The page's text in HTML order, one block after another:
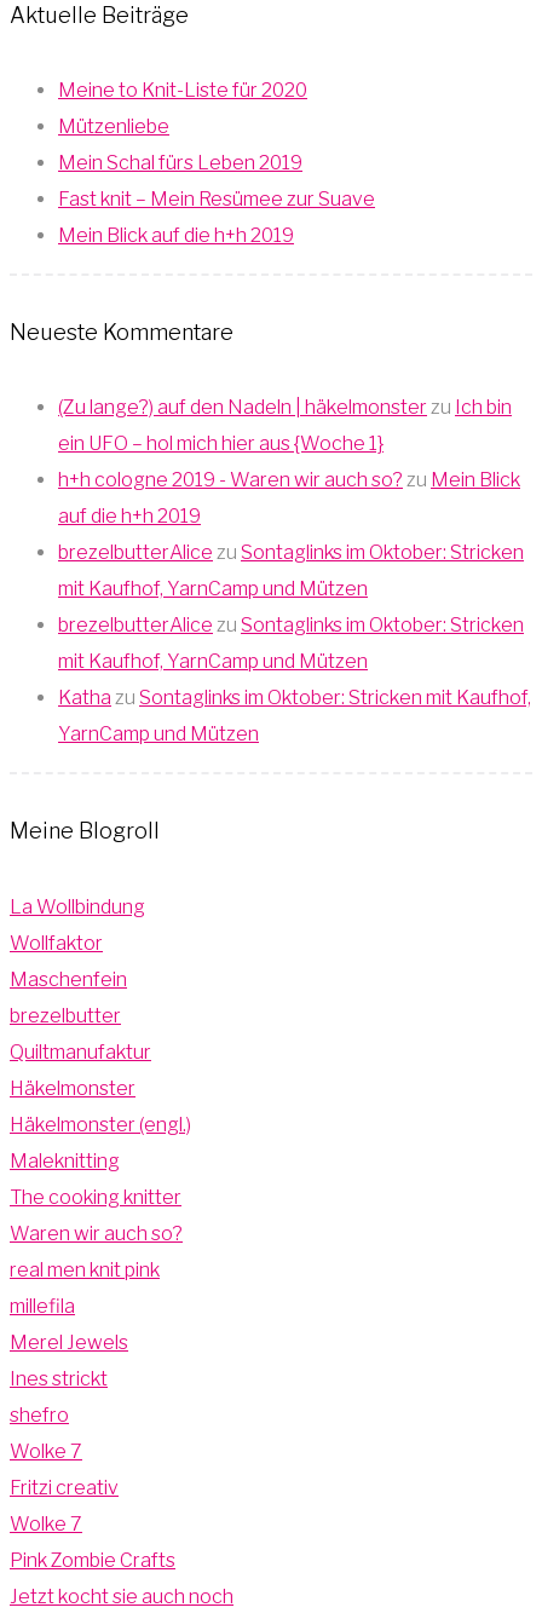
Aktuelle Beiträge
Meine to Knit-Liste für 2020
Mützenliebe
Mein Schal fürs Leben 2019
Fast knit – Mein Resümee zur Suave
Mein Blick auf die h+h 2019
Neueste Kommentare
(Zu lange?) auf den Nadeln | häkelmonster zu Ich bin
ein UFO – hol mich hier aus {Woche 1}
h+h cologne 2019 - Waren wir auch so? zu Mein Blick
auf die h+h 2019
brezelbutterAlice zu Sontaglinks im Oktober: Stricken
mit Kaufhof, YarnCamp und Mützen
brezelbutterAlice zu Sontaglinks im Oktober: Stricken
mit Kaufhof, YarnCamp und Mützen
Katha zu Sontaglinks im Oktober: Stricken mit Kaufhof,
YarnCamp und Mützen
Meine Blogroll
La Wollbindung
Wollfaktor
Maschenfein
brezelbutter
Quiltmanufaktur
Häkelmonster
Häkelmonster (engl.)
Maleknitting
The cooking knitter
Waren wir auch so?
real men knit pink
millefila
Merel Jewels
Ines strickt
shefro
Wolke 7
Fritzi creativ
Wolke 7
Pink Zombie Crafts
Jetzt kocht sie auch noch